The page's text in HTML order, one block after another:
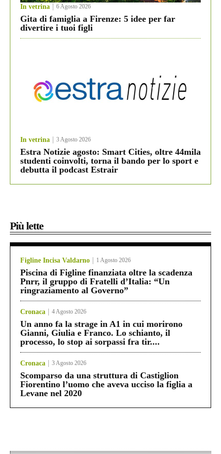
In vetrina 6 Agosto 2026
Gita di famiglia a Firenze: 5 idee per far
divertire i tuoi figli
In vetrina 3 Agosto 2026
Estra Notizie agosto: Smart Cities, oltre 44mila
studenti coinvolti, torna il bando per lo sport e
debutta il podcast Estrair
Più lette
Figline Incisa Valdarno 1 Agosto 2026
Piscina di Figline finanziata oltre la scadenza
Pnrr, il gruppo di Fratelli d’Italia: “Un
ringraziamento al Governo”
Cronaca 4 Agosto 2026
Un anno fa la strage in A1 in cui morirono
Gianni, Giulia e Franco. Lo schianto, il
processo, lo stop ai sorpassi fra tir....
Cronaca 3 Agosto 2026
Scomparso da una struttura di Castiglion
Fiorentino l’uomo che aveva ucciso la figlia a
Levane nel 2020